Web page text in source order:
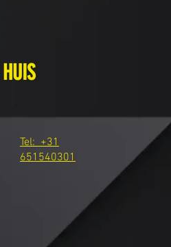
Tel: +31
651540301